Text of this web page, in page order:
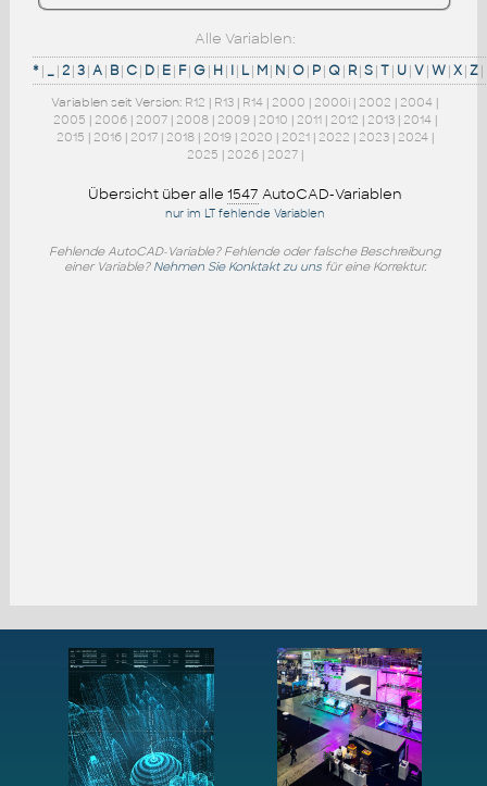
Alle Variablen:
*| _|2|3|A| B|C| D| E| F|G| H | I| L| M| N|O| P|Q| R|S|T| U|V|W|X|Z|
Variablen seit Version: R12 | R13 | R14 | 2000 | 2000i | 2002 | 2004 |
2005 | 2006| 2007| 2008| 2009| 2010 | 2011| 2012 | 2013| 2014|
2015 | 2016| 2017| 2018| 2019| 2020 | 2021| 2022 | 2023| 2024|
2025 | 2026| 2027|
Übersicht über alle 1547 AutoCAD-Variablen
nur im LT fehlende Variablen
Fehlende AutoCAD-Variable? Fehlende oder falsche Beschreibung
einer Variable? Nehmen Sie Konktakt zu unsfür eine Korrektur.